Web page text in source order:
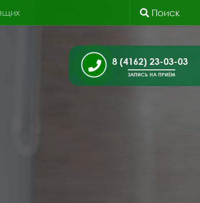
Поиск
8 (4162) 23-03-03
ЗАПИСЬ НА ПРИЁМ